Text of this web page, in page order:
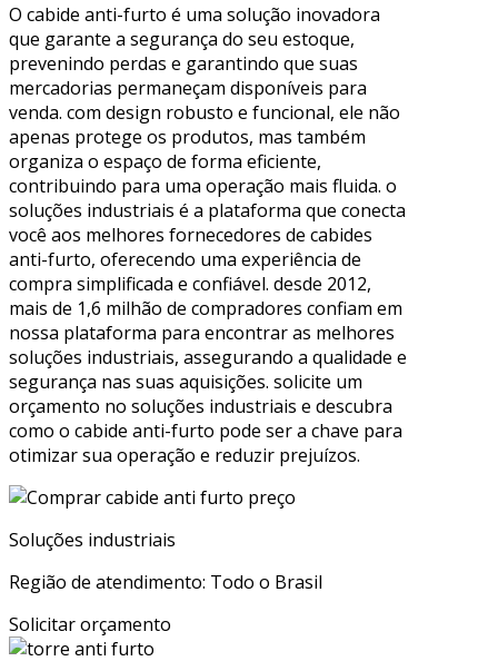
O cabide anti-furto é uma solução inovadora
que garante a segurança do seu estoque,
prevenindo perdas e garantindo que suas
mercadorias permaneçam disponíveis para
venda. com design robusto e funcional, ele não
apenas protege os produtos, mas também
organiza o espaço de forma eficiente,
contribuindo para uma operação mais fluida. o
soluções industriais é a plataforma que conecta
você aos melhores fornecedores de cabides
anti-furto, oferecendo uma experiência de
compra simplificada e confiável. desde 2012,
mais de 1,6 milhão de compradores confiam em
nossa plataforma para encontrar as melhores
soluções industriais, assegurando a qualidade e
segurança nas suas aquisições. solicite um
orçamento no soluções industriais e descubra
como o cabide anti-furto pode ser a chave para
otimizar sua operação e reduzir prejuízos.
Soluções industriais
Região de atendimento: Todo o Brasil
Solicitar orçamento